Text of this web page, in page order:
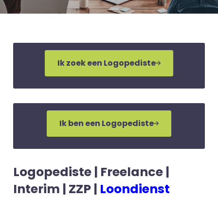
Ik zoek een Logopediste
Ik ben een Logopediste
Logopediste | Freelance |
Interim | ZZP | Loondienst